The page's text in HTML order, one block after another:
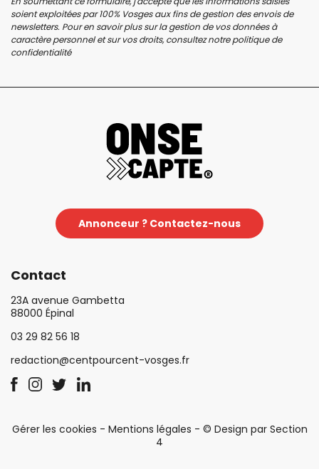
soient exploitées par 100% Vosges aux fins de gestion des envois de
newsletters. Pour en savoir plus sur la gestion de vos données à
caractère personnel et sur vos droits, consultez notrepolitique de
confidentialité
Annonceur ? Contactez-nous
Contact
23A avenue Gambetta
88000 Épinal
03 29 82 56 18
redaction@centpourcent-vosges.fr
Gérer les cookies - Mentions légales - © Design par Section
4